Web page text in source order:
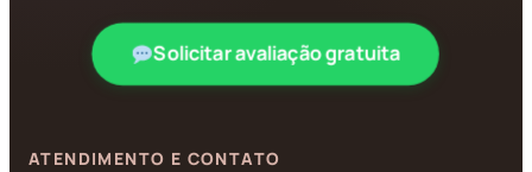
Solicitar avaliação gratuita
ATENDIMENTO E CONTATO